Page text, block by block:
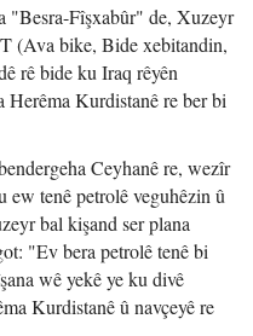
"Besra-Fîşxabûr" de, Xuzeyr
(Ava bike, Bide xebitandin,
rê bide ku Iraq rêyên
Kurdistanê re ber bi
Ceyhanê re, wezîr
tenê petrolê veguhêzin û
bal kişand ser plana
"Ev bera petrolê tenê bi
wê yekê ye ku divê
Kurdistanê û navçeyê re